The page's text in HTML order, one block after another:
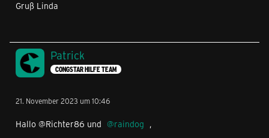
Gruß Linda
Patrick
CONGSTAR HILFE TEAM
21. November 2023 um 10:46
Hallo @Richter86 und raindog ,